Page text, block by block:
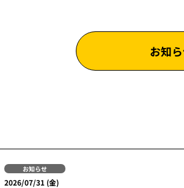
お知
お知らせ
2026/07/31 (金)